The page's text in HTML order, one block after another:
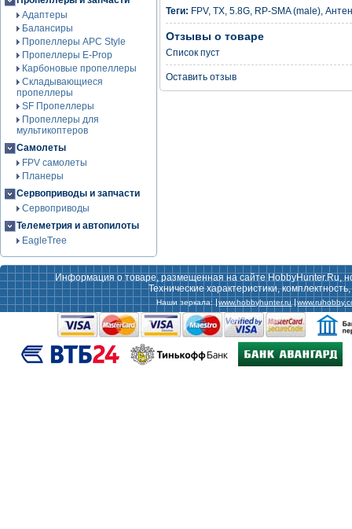
Адаптеры
Балансиры
Пропеллеры APC Style
Пропеллеры E-Prop
Карбоновые пропеллеры
Складывающиеся
пропеллеры
SF Пропеллеры
Пропеллеры для
мультикоптеров
Самолеты
FPV самолеты
Планеры
Сервоприводы и запчасти
Сервоприводы
Телеметрия и автопилоты
EagleTree
Теги: FPV, TX, 5.8G, RP-SMA (male),
Отзывы о товаре
Список пуст
Оставить отзыв
Информация о товаре, размещенная на сайте HobbyHunter.Ru,
Технические характеристики,
Наши зеркала: www.hobbyhunter.ru